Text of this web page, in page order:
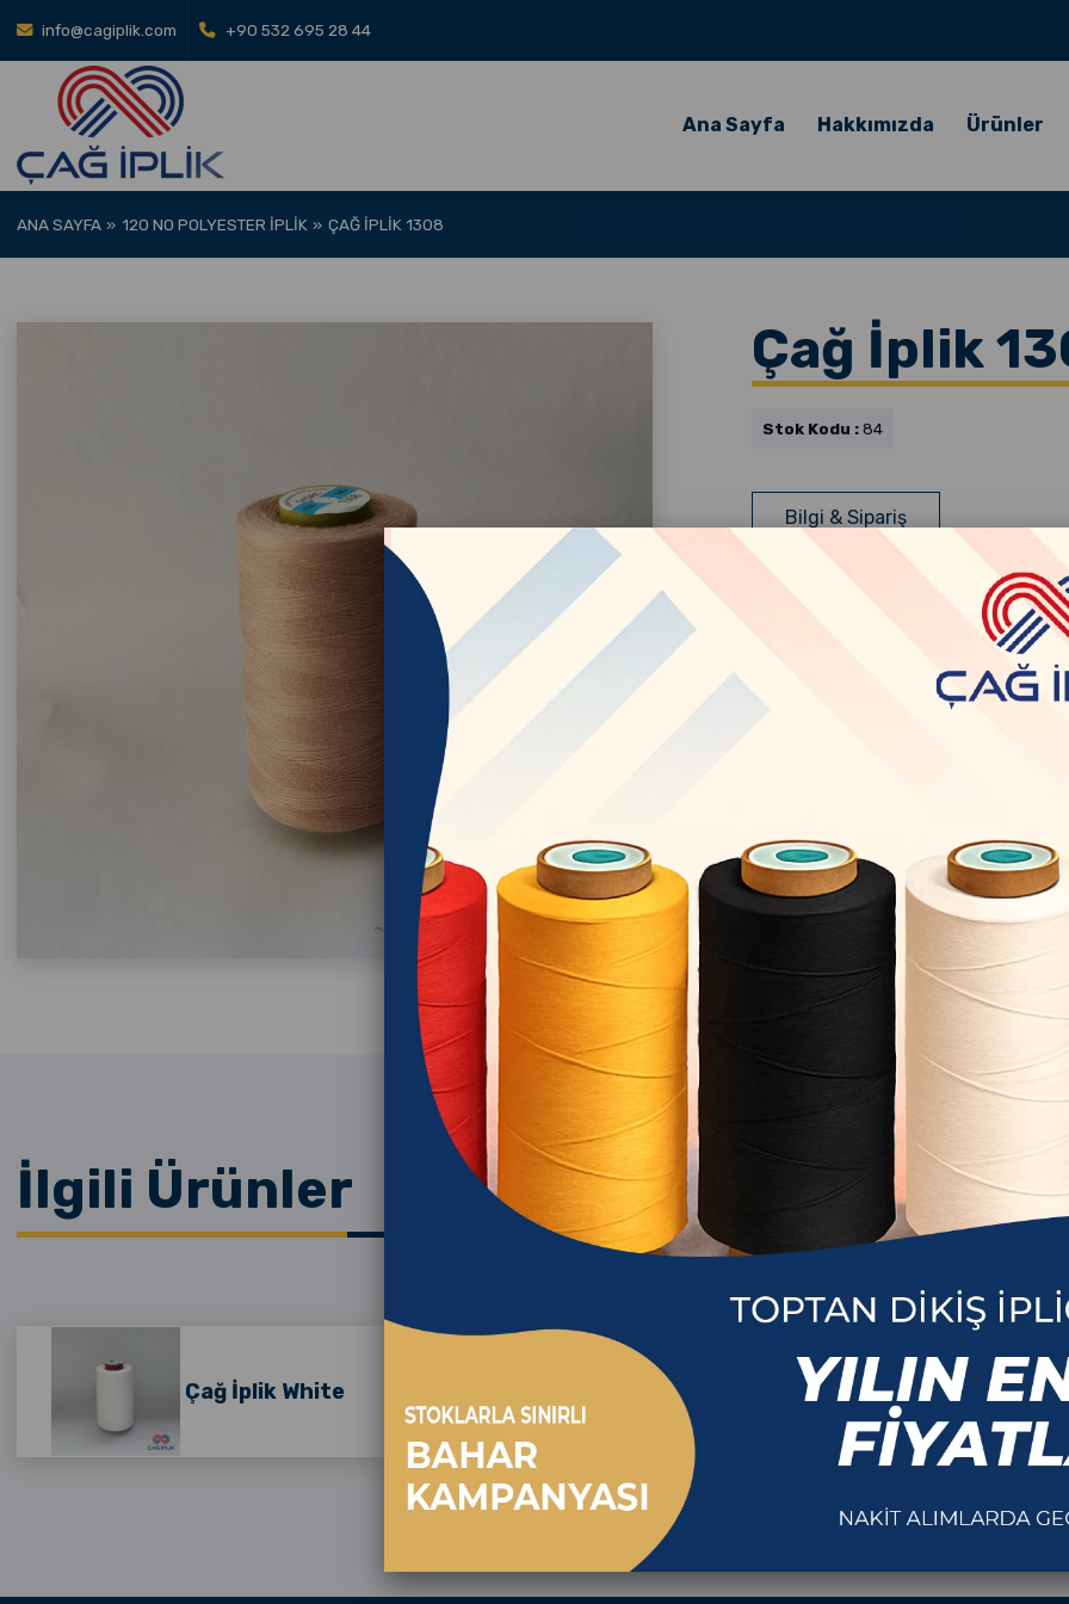
info@cagiplik.com +90 532 695 28 44
Ana Sayfa Hakkımızda Ürünler
ANA SAYFA 120 NO POLYESTER İPLIK ÇAĞ İPLIK 1308
Çağ İplik
Stok Kodu :84
Bilgi & Sipariş
İlgili Ürünler
Çağ
Çağ İplik White
Jukisan 120 No İplik
White
Jukisan